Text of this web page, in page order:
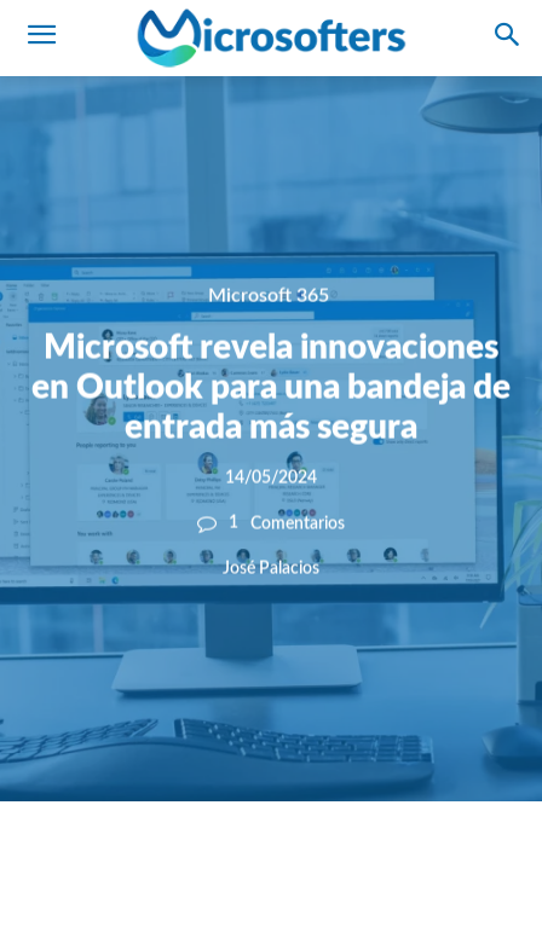
Microsoft 365
Microsoft revela innovaciones
en Outlook para una bandeja de
entrada más segura
14/05/2024
1 Comentarios
José Palacios